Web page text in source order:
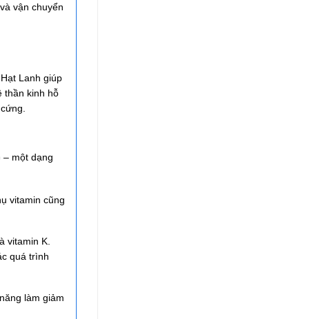
vận chuyển
Lanh giúp
thần kinh hỗ
một dạng
vitamin cũng
vitamin K.
quá trình
làm giảm